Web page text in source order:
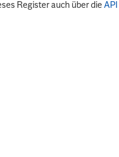
Register auch über dieAPI